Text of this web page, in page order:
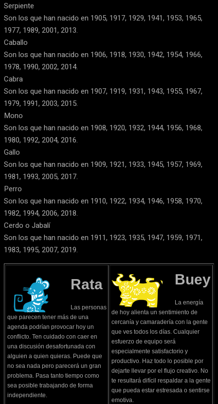
Serpiente
Son los que han nacido en 1905, 1917, 1929, 1941, 1953, 1965,
1977, 1989, 2001, 2013.
Caballo
Son los que han nacido en 1906, 1918, 1930, 1942, 1954, 1966,
1978, 1990, 2002, 2014.
Cabra
Son los que han nacido en 1907, 1919, 1931, 1943, 1955, 1967,
1979, 1991, 2003, 2015.
Mono
Son los que han nacido en 1908, 1920, 1932, 1944, 1956, 1968,
1980, 1992, 2004, 2016.
Gallo
Son los que han nacido en 1909, 1921, 1933, 1945, 1957, 1969,
1981, 1993, 2005, 2017.
Perro
Son los que han nacido en 1910, 1922, 1934, 1946, 1958, 1970,
1982, 1994, 2006, 2018.
Cerdo o Jabalí
Son los que han nacido en 1911, 1923, 1935, 1947, 1959, 1971,
1983, 1995, 2007, 2019.
Rata
Las personas
que parecen tener más de una
agenda podrían provocar hoy un
conflicto. Ten cuidado con caer en
una discusión desafortunada con
alguien a quien quieras. Puede que
no sea nada pero parecerá un gran
problema. Pasa tanto tiempo como
sea posible trabajando de forma
independiente.
Buey
La energía
de hoy alienta un sentimiento de
cercanía y camaradería con la gente
que ves todos los días. Cualquier
esfuerzo de equipo será
especialmente satisfactorio y
productivo. Haz todo lo posible por
dejarte llevar por el flujo creativo. No
te resultará difícil respaldar a la gente
que pueda estar estresada o sentirse
emotiva.